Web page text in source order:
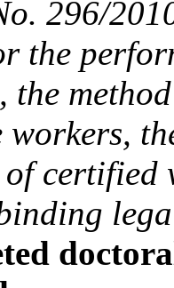
296/
the
the
of